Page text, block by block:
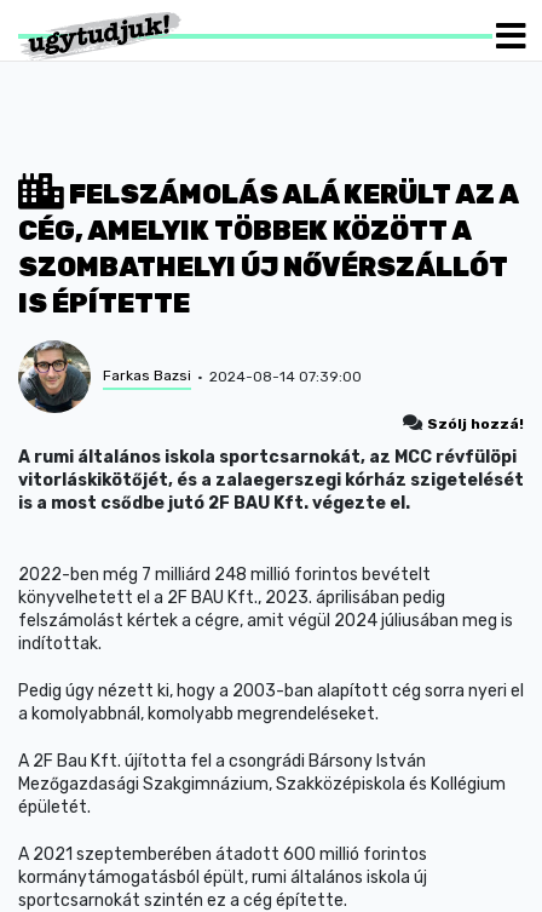
FELSZÁMOLÁS ALÁ KERÜLT AZ A
CÉG, AMELYIK TÖBBEK KÖZÖTT A
SZOMBATHELYI ÚJ NŐVÉRSZÁLLÓT
IS ÉPÍTETTE
Farkas Bazsi 2024-08-14 07:39:00
Szólj hozzá!
A rumi általános iskola sportcsarnokát, az MCC révfülöpi
vitorláskikötőjét, és a zalaegerszegi kórház szigetelését
is a most csődbe jutó 2F BAU Kft. végezte el.
2022-ben még 7 milliárd 248 millió forintos bevételt
könyvelhetett el a 2F BAU Kft., 2023. áprilisában pedig
felszámolást kértek a cégre, amit végül 2024 júliusában meg is
indítottak.
Pedig úgy nézett ki, hogy a 2003-ban alapított cég sorra nyeri el
a komolyabbnál, komolyabb megrendeléseket.
A 2F Bau Kft. újította fel a csongrádi Bársony István
Mezőgazdasági Szakgimnázium, Szakközépiskola és Kollégium
épületét.
A 2021 szeptemberében átadott 600 millió forintos
kormánytámogatásból épült, rumi általános iskola új
sportcsarnokát szintén ez a cég építette.